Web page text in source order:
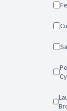
Perralière Grandclément
Laurent Bonnevay La Soie Les